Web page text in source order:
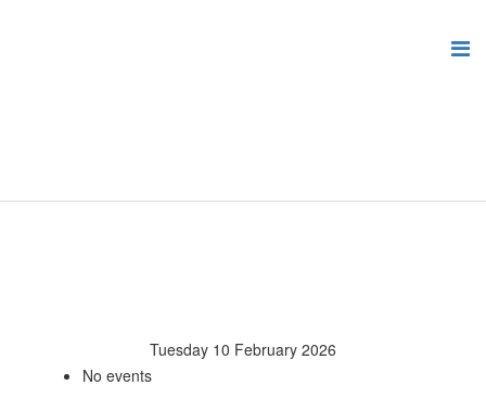
Tuesday 10 February 2026
No events